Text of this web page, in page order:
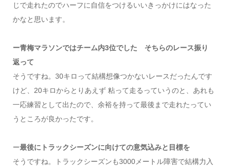
じで走れたのでハーフに自信をつけるいいきっかけにはなった
かなと思います。
ー青梅マラソンではチーム内3位でした そちらのレース振り
返って
そうですね。30キロって結構想像つかないレースだったんです
けど、20キロからとりあえず 粘って走るっていうのと、あれも
一応練習として出たので、余裕を持って最後まで走れたってい
うところが良かったです。
ー最後にトラックシーズンに向けての意気込みと目標を
そうですね。トラックシーズンも3000メートル障害で結構力入